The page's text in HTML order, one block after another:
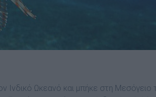
Ινδικό Ωκεανό και μπήκε στη Μεσόγειο